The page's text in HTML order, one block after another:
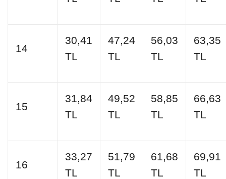
14
30,41
TL
47,24
TL
56,03
TL
63,35
TL
15
31,84
TL
49,52
TL
58,85
TL
66,63
TL
16
33,27
TL
51,79
TL
61,68
TL
69,91
TL